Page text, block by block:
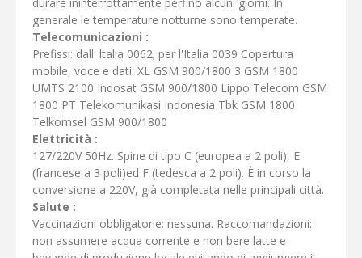
durare ininterrottamente perfino alcuni giorni. In
generale le temperature notturne sono temperate.
Telecomunicazioni :
Prefissi: dall' ltalia 0062; per l'Italia 0039 Copertura
mobile, voce e dati: XL GSM 900/1800 3 GSM 1800
UMTS 2100 Indosat GSM 900/1800 Lippo Telecom GSM
1800 PT Telekomunikasi Indonesia Tbk GSM 1800
Telkomsel GSM 900/1800
Elettricità :
127/220V 50Hz. Spine di tipo C (europea a 2 poli), E
(francese a 3 poli)ed F (tedesca a 2 poli). È in corso la
conversione a 220V, già completata nelle principali città.
Salute :
Vaccinazioni obbligatorie: nessuna. Raccomandazioni:
non assumere acqua corrente e non bere latte e